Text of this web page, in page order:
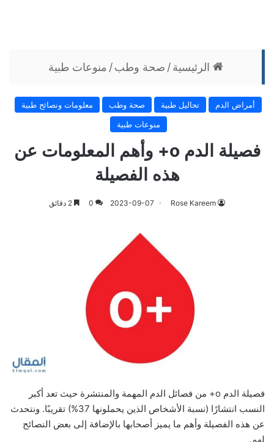
الرئيسية / صحة وطب / منوعات طبية
أمراض الدم تحاليل طبية صحة وطب
معلومات ونصائح طبية
منوعات طبية
فصيلة الدم o+ وأهم المعلومات عن
هذه الفصيلة
Rose Kareem
2023-09-07
0
فصيلة الدم o+ من فصائل الدم المهمة والمنتشرة حيث تعد أكبر
النسب انتشارًا (نسبة الأشخاص الذين يحملونها 37%) تقريبًا. ونتحدث
عن هذه الفصيلة وأهم ما يميز أصحابها بالإضافة إلى بعض النصائح
لهم.